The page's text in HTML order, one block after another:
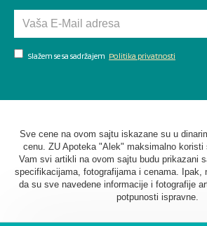
Slažem se sa sadržajem Politika privatnosti
Sve cene na ovom sajtu iskazane su u
cenu. ZU Apoteka "Alek" maksimalno
Vam svi artikli na ovom sajtu budu prikazani
specifikacijama, fotografijama i cenama. Ipak,
da su sve navedene informacije i fotografije
potpunosti ispravne.